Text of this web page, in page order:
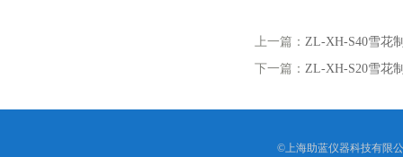
上一篇： ZL-XH-S40雪花
下一篇： ZL-XH-S20雪花
©上海助蓝仪器科技有限